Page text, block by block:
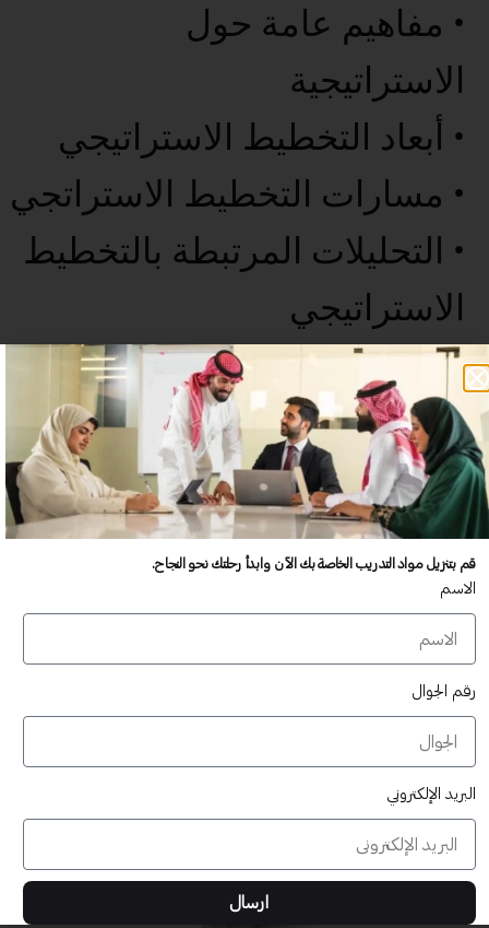
• مفاهيم عامة حول
الاستراتيجية
• أبعاد التخطيط الاستراتيجي
• مسارات التخطيط الاستراتجي
• التحليلات المرتبطة بالتخطيط
الاستراتيجي
• الخاتمة
عدد غير محدود من المستخدمين
تدريب أكبر عدد تريده من المشاركين في موقعك - ​​إلى الأبد!
لا توجد رسوم تجديد سنوية
تدريب أكبر عدد تريده من المشاركين في موقعك - ​​إلى الأبد!
قم بتنزيل مواد التدريب الخاصة بك الآن وابدأ رحلتك نحو النجاح.
الاسم
رقم الجوال
البريد الإلكتروني
ارسال